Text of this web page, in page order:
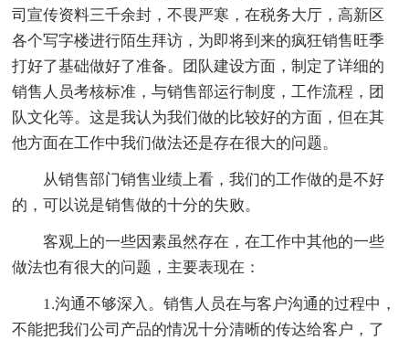
司宣传资料三千余封，不畏严寒，在税务大厅，高新区
各个写字楼进行陌生拜访，为即将到来的疯狂销售旺季
打好了基础做好了准备。团队建设方面，制定了详细的
销售人员考核标准，与销售部运行制度，工作流程，团
队文化等。这是我认为我们做的比较好的方面，但在其
他方面在工作中我们做法还是存在很大的问题。
从销售部门销售业绩上看，我们的工作做的是不好
的，可以说是销售做的十分的失败。
客观上的一些因素虽然存在，在工作中其他的一些
做法也有很大的问题，主要表现在：
1.沟通不够深入。销售人员在与客户沟通的过程中，
不能把我们公司产品的情况十分清晰的传达给客户，了